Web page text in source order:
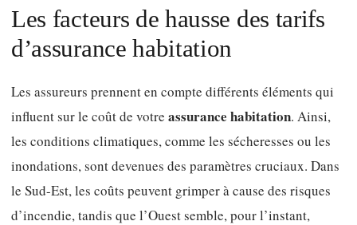
Les facteurs de hausse des tarifs
d’assurance habitation
Les assureurs prennent en compte différents éléments qui
influent sur le coût de votre assurance habitation. Ainsi,
les conditions climatiques, comme les sécheresses ou les
inondations, sont devenues des paramètres cruciaux. Dans
le Sud-Est, les coûts peuvent grimper à cause des risques
d’incendie, tandis que l’Ouest semble, pour l’instant,